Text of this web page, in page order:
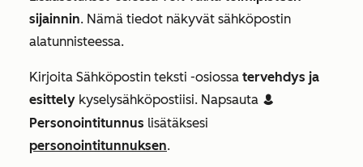
sijainnin. Nämä tiedot näkyvät sähköpostin
alatunnisteessa.
Kirjoita Sähköpostin teksti -osiossa tervehdys ja
esittely kyselysähköpostiisi. Napsauta contacts
Personointitunnus lisätäksesi
personointitunnuksen.